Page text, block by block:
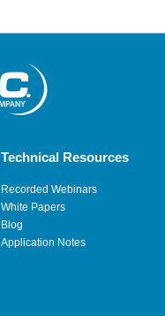
Technical Resources
Recorded Webinars
White Papers
Blog
Application Notes